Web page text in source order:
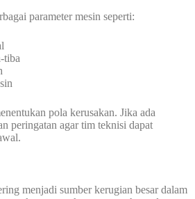
parameter mesin seperti:
tiba
pola kerusakan. Jika ada
peringatan agar tim teknisi dapat
menjadi sumber kerugian besar dalam